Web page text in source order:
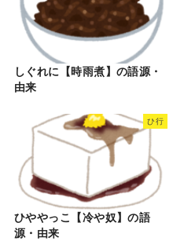
しぐれに【時雨煮】の語源・
由来
ひ行
ひややっこ【冷や奴】の語
源・由来